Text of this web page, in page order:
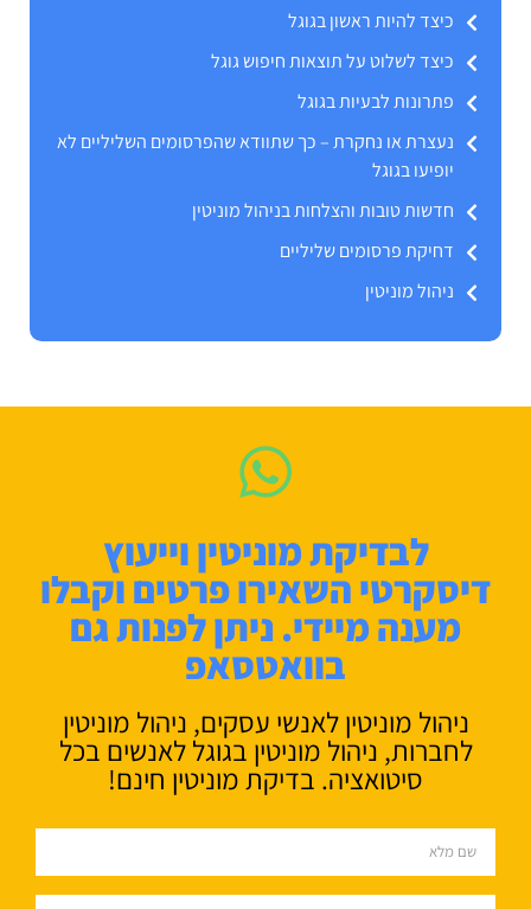
כיצד להיות ראשון בגוגל
כיצד לשלוט על תוצאות חיפוש גוגל
פתרונות לבעיות בגוגל
נעצרת או נחקרת – כך שתוודא שהפרסומים השליליים לא
יופיעו בגוגל
חדשות טובות והצלחות בניהול מוניטין
דחיקת פרסומים שליליים
ניהול מוניטין
לבדיקת מוניטין וייעוץ
דיסקרטי השאירו פרטים וקבלו
מענה מיידי. ניתן לפנות גם
בוואטסאפ
ניהול מוניטין לאנשי עסקים, ניהול מוניטין
לחברות, ניהול מוניטין בגוגל לאנשים בכל
סיטואציה. בדיקת מוניטין חינם!